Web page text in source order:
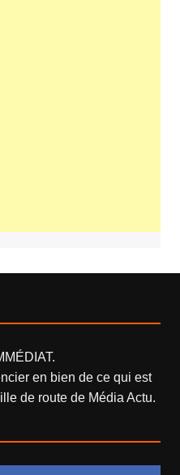
en bien de ce qui est
de route de Média Actu.